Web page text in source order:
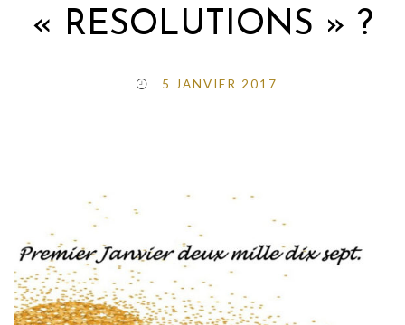
« RESOLUTIONS » ?
5 JANVIER 2017